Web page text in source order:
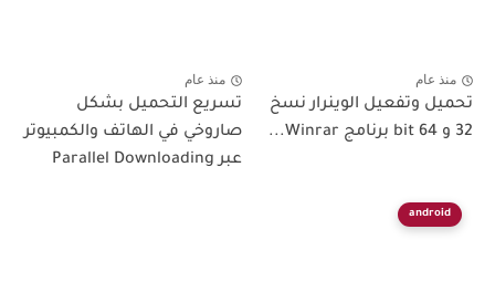
منذ عام
تحميل وتفعيل الوينرار نسخ
32 و 64 bit برنامج Winrar...
منذ عام
تسريع التحميل بشكل
صاروخي في الهاتف والكمبيوتر
عبر Parallel Downloading
android